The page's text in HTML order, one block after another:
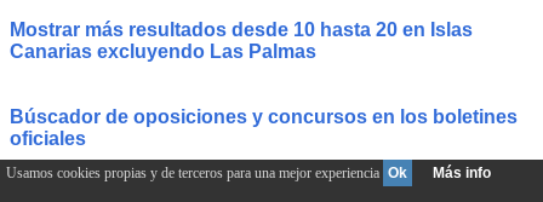
Mostrar más resultados desde 10 hasta 20 en Islas
Canarias excluyendo Las Palmas
Búscador de oposiciones y concursos en los boletines
oficiales
Usamos cookies propias y de terceros para una mejor experiencia Ok Más info